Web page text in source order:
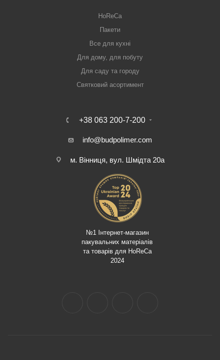
HoReCa
Пакети
Все для кухні
Для дому, для побуту
Для саду та городу
Святковий асортимент
+38 063 200-7-200
info@budpolimer.com
м. Вінниця, вул. Шмідта 20а
№1 Інтернет-магазин
пакувальних матеріалів
та товарів для HoReCa
2024